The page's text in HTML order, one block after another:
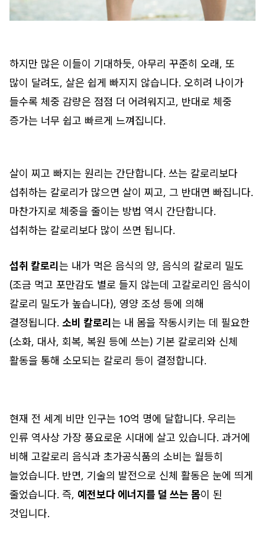
하지만 많은 이들이 기대하듯, 아무리 꾸준히 오래, 또
많이 달려도, 살은 쉽게 빠지지 않습니다. 오히려 나이가
들수록 체중 감량은 점점 더 어려워지고, 반대로 체중
증가는 너무 쉽고 빠르게 느껴집니다.
살이 찌고 빠지는 원리는 간단합니다. 쓰는 칼로리보다
섭취하는 칼로리가 많으면 살이 찌고, 그 반대면 빠집니다.
마찬가지로 체중을 줄이는 방법 역시 간단합니다.
섭취하는 칼로리보다 많이 쓰면 됩니다.
섭취 칼로리는 내가 먹은 음식의 양, 음식의 칼로리 밀도
(조금 먹고 포만감도 별로 들지 않는데 고칼로리인 음식이
칼로리 밀도가 높습니다), 영양 조성 등에 의해
결정됩니다. 소비 칼로리는 내 몸을 작동시키는 데 필요한
(소화, 대사, 회복, 복원 등에 쓰는) 기본 칼로리와 신체
활동을 통해 소모되는 칼로리 등이 결정합니다.
현재 전 세계 비만 인구는 10억 명에 달합니다. 우리는
인류 역사상 가장 풍요로운 시대에 살고 있습니다. 과거에
비해 고칼로리 음식과 초가공식품의 소비는 월등히
늘었습니다. 반면, 기술의 발전으로 신체 활동은 눈에 띄게
줄었습니다. 즉, 예전보다 에너지를 덜 쓰는 몸이 된
것입니다.